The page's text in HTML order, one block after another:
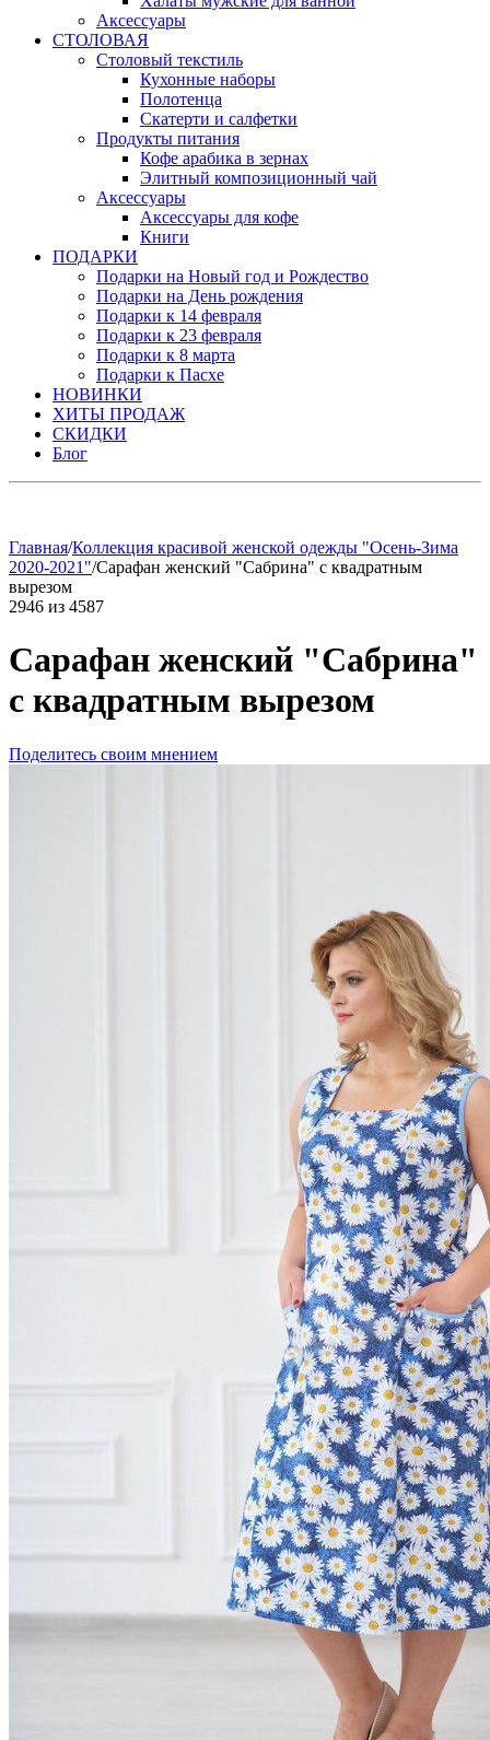
Аксессуары
СТОЛОВАЯ
Столовый текстиль
Кухонные наборы
Полотенца
Скатерти и салфетки
Продукты питания
Кофе арабика в зернах
Элитный композиционный чай
Аксессуары
Аксессуары для кофе
Книги
ПОДАРКИ
Подарки на Новый год и Рождество
Подарки на День рождения
Подарки к 14 февраля
Подарки к 23 февраля
Подарки к 8 марта
Подарки к Пасхе
НОВИНКИ
ХИТЫ ПРОДАЖ
СКИДКИ
Блог
Главная/Коллекция красивой женской одежды "Осень-Зима
2020-2021"/Сарафан женский "Сабрина" с квадратным
вырезом
2946 из 4587
Сарафан женский "Сабрина"
с квадратным вырезом
Поделитесь своим мнением